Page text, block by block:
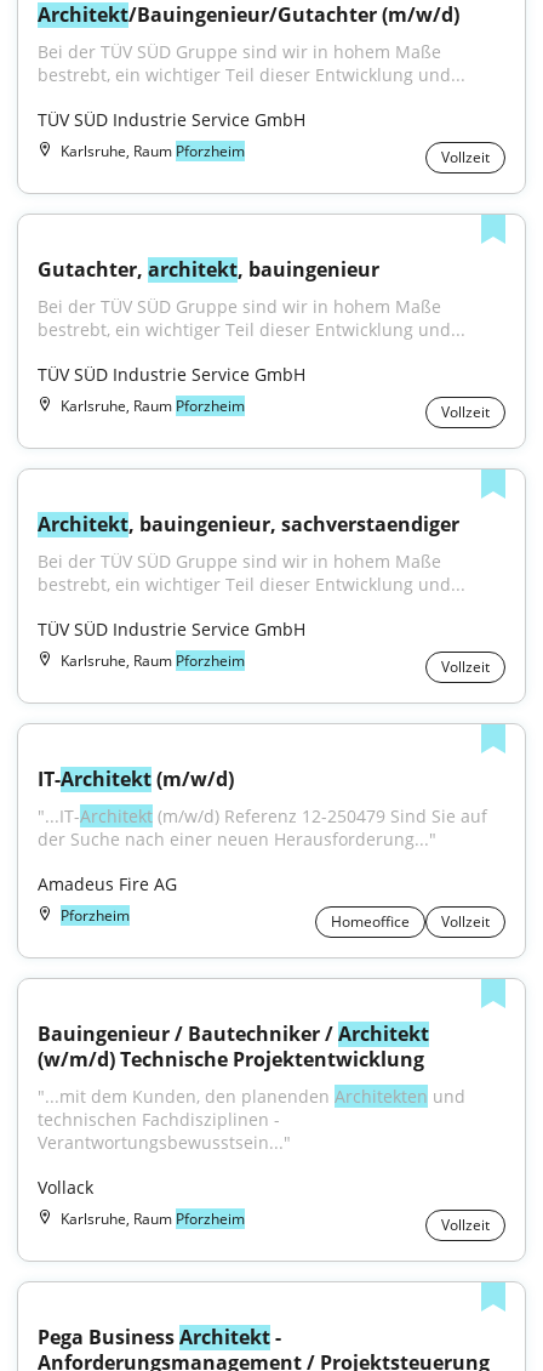
Architekt/Bauingenieur/Gutachter (m/w/d)
Bei der TÜV SÜD Gruppe sind wir in hohem Maße
bestrebt, ein wichtiger Teil dieser Entwicklung und...
TÜV SÜD Industrie Service GmbH
Karlsruhe, Raum Pforzheim Vollzeit
Gutachter, architekt, bauingenieur
Bei der TÜV SÜD Gruppe sind wir in hohem Maße
bestrebt, ein wichtiger Teil dieser Entwicklung und...
TÜV SÜD Industrie Service GmbH
Karlsruhe, Raum Pforzheim Vollzeit
Architekt, bauingenieur, sachverstaendiger
Bei der TÜV SÜD Gruppe sind wir in hohem Maße
bestrebt, ein wichtiger Teil dieser Entwicklung und...
TÜV SÜD Industrie Service GmbH
Karlsruhe, Raum Pforzheim Vollzeit
IT-Architekt (m/w/d)
"...IT-Architekt (m/w/d) Referenz 12-250479 Sind Sie auf
der Suche nach einer neuen Herausforderung..."
Amadeus Fire AG
Pforzheim Homeoffice Vollzeit
Bauingenieur / Bautechniker / Architekt
(w/m/d) Technische Projektentwicklung
"...mit dem Kunden, den planenden Architekten und
technischen Fachdisziplinen -
Verantwortungsbewusstsein..."
Vollack
Karlsruhe, Raum Pforzheim Vollzeit
Pega Business Architekt -
Anforderungsmanagement / Projektsteuerung